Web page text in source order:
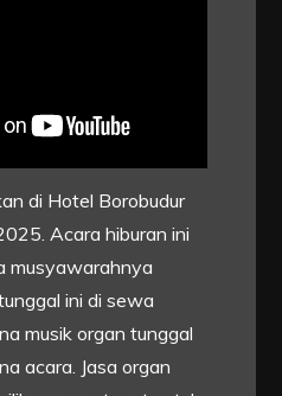
di Hotel Borobudur
Acara hiburan ini
musyawarahnya
ini di sewa
musik organ tunggal
acara. Jasa organ